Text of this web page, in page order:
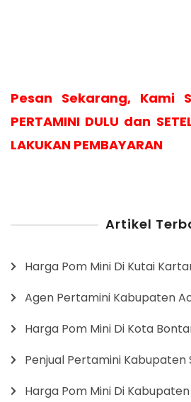
Pesan Sekarang, Kami
PERTAMINI DULU dan
LAKUKAN PEMBAYARAN
Artikel
Harga Pom Mini Di Kutai
Agen Pertamini Kabupaten
Harga Pom Mini Di Kota
Penjual Pertamini Kabupaten
Harga Pom Mini Di